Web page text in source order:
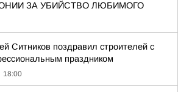
ЗА УБИЙСТВО ЛЮБИМОГО
Ситников поздравил строителей с
праздником
18:00